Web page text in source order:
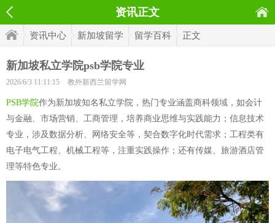
资讯正文
资讯中心 新加坡留学 留学百科 正文
新加坡私立学院psb学院专业
2026/6/3 11:11:15 教外新西兰留学网
PSB学院作为新加坡知名私立学院，热门专业涵盖商科领域，如会计
与金融、市场营销、工商管理，培养商业思维与实践能力；信息技术
专业，涉及数据分析、网络安全等，契合数字化时代需求；工程类有
电子电气工程、机械工程等，注重实践操作；还有传媒、旅游酒店管
理等特色专业。